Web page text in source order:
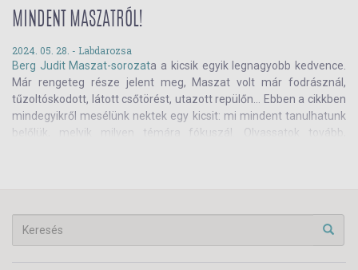
boltjainkban is találkozhattok!
MINDENT MASZATRÓL!
2024. 05. 28. - Labdarozsa
Berg Judit Maszat-sorozata a kicsik egyik legnagyobb kedvence.
Már rengeteg része jelent meg, Maszat volt már fodrásznál,
tűzoltóskodott, látott csőtörést, utazott repülőn... Ebben a cikkben
mindegyikről mesélünk nektek egy kicsit: mi mindent tanulhatunk
belőlük, melyik milyen témára fókuszál. Olvassatok tovább,